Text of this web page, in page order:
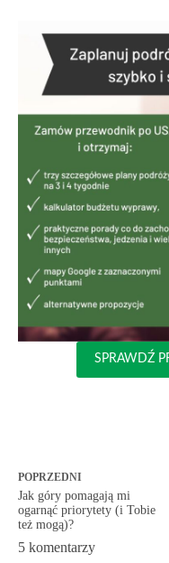
SPRAWDŹ
POPRZEDNI
Jak góry pomagają mi
ogarnąć priorytety (i Tobie
też mogą)?
5 komentarzy